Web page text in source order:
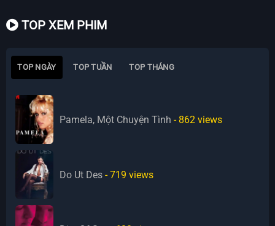
TOP XEM PHIM
TOP NGÀY TOP TUẦN TOP THÁNG
Pamela, Một Chuyện Tình - 862 views
Do Ut Des - 719 views